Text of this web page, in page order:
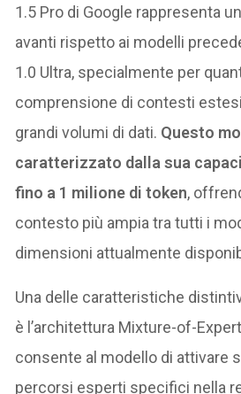
1.5 Pro di Google rappresenta
avanti rispetto ai modelli
1.0 Ultra, specialmente per
comprensione di contesti
grandi volumi di dati​​​​​​. Questo
caratterizzato dalla sua
fino a 1 milione di token,
contesto più ampia tra tutti i
dimensioni attualmente
Una delle caratteristiche
è l’architettura Mixture-of-
consente al modello di attivare
percorsi esperti specifici nella